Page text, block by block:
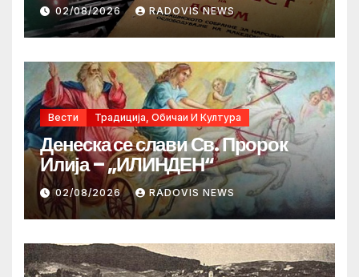
02/08/2026 RADOVIS NEWS
Вести Традиција, Обичаи И Култура
Денеска се слави Св. Пророк
Илија – „ИЛИНДЕН“
02/08/2026 RADOVIS NEWS